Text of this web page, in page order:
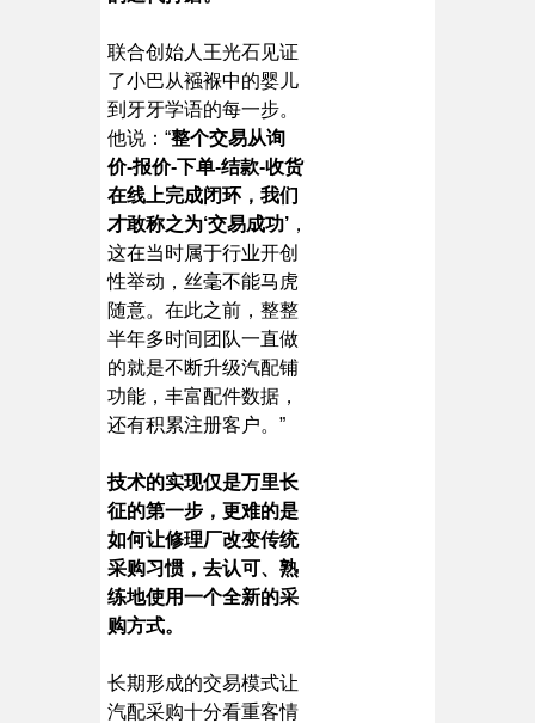
联合创始人王光石见证
了小巴从襁褓中的婴儿
到牙牙学语的每一步。
他说：“整个交易从询
价-报价-下单-结款-收货
在线上完成闭环，我们
才敢称之为‘交易成功’ ，
这在当时属于行业开创
性举动，丝毫不能马虎
随意。在此之前，整整
半年多时间团队一直做
的就是不断升级汽配铺
功能，丰富配件数据，
还有积累注册客户。”
技术的实现仅是万里长
征的第一步，更难的是
如何让修理厂改变传统
采购习惯，去认可、熟
练地使用一个全新的采
购方式。
长期形成的交易模式让
汽配采购十分看重客情